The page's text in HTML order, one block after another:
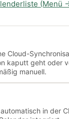
(Menü
Cloud-
kaputt geht oder
manuell.
in der